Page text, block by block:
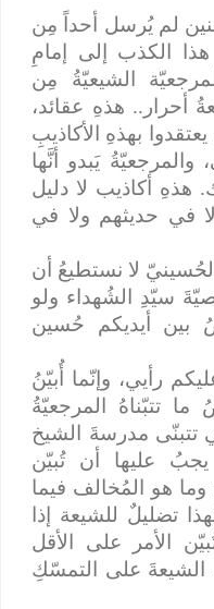
لم يُرسل أحداً مِن
هذا الكذب إلى إمامِ
الشيعيّةُ مِن
أحرار.. هذهِ عقائد،
بهذهِ الأكاذيبِ
والمرجعيّةُ يَبدو أنَّها
أكاذيب لا دليل
في حديثهم ولا في
لا نستطيعُ أن
سيّدِ الشُهداء ولو
أيديكم حُسين
رأيي، وإنّما أُبيّنُ
تتبّناهُ المرجعيّةُ
تتبنّى مدرسةَ الشيخ
عليها أن تُبيّن
هو المُخالف فيما
تضليلٌ للشيعة إذا
الأمر على الأقل
على التمسّكِ